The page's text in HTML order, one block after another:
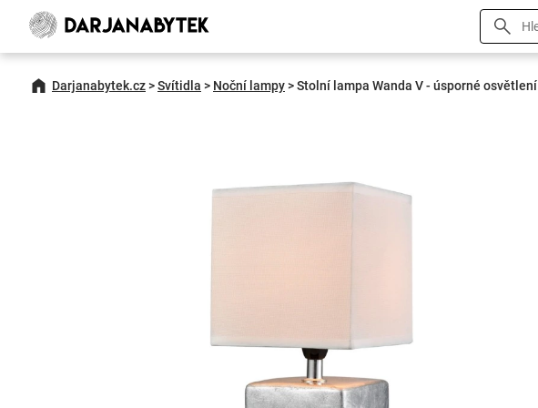
Darjanabytek.cz>Svítidla > Noční lampy>Stolní lampa Wanda V - úsporné osvětlení